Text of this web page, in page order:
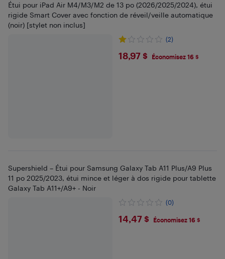
Étui pour iPad Air M4/M3/M2 de 13 po (2026/2025/2024), étui
rigide Smart Cover avec fonction de réveil/veille automatique
(noir) [stylet non inclus]
(2)
$18.97
18,97 $ Économisez 16 $
Supershield – Étui pour Samsung Galaxy Tab A11 Plus/A9 Plus
11 po 2025/2023, étui mince et léger à dos rigide pour tablette
Galaxy Tab A11+/A9+ - Noir
(0)
$14.47
14,47 $ Économisez 16 $